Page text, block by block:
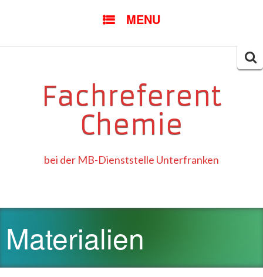
MENU
Fachreferent
Chemie
bei der MB-Dienststelle Unterfranken
Materialien